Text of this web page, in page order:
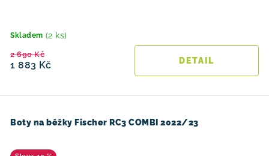
Skladem (2 ks)
1 883 Kč
2 690 Kč
Boty na běžky Fischer RC3 COMBI 2022/23